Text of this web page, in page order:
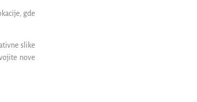
gde
slike
nove